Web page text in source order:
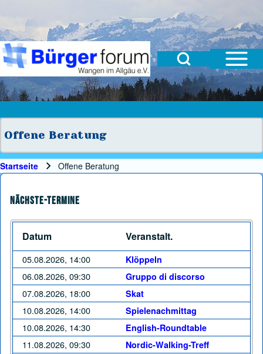
Suche Schließen
Suchformular
Suche
Open Sidebar
Open Search Block
Offene Beratung
Pfadnavigation
Startseite Offene Beratung
Nächste-Termine
Datum Veranstalt.
05.08.2026, 14:00 Klöppeln
06.08.2026, 09:30 Gruppo di discorso
07.08.2026, 18:00 Skat
10.08.2026, 14:00 Spielenachmittag
10.08.2026, 14:30 English-Roundtable
11.08.2026, 09:30 Nordic-Walking-Treff